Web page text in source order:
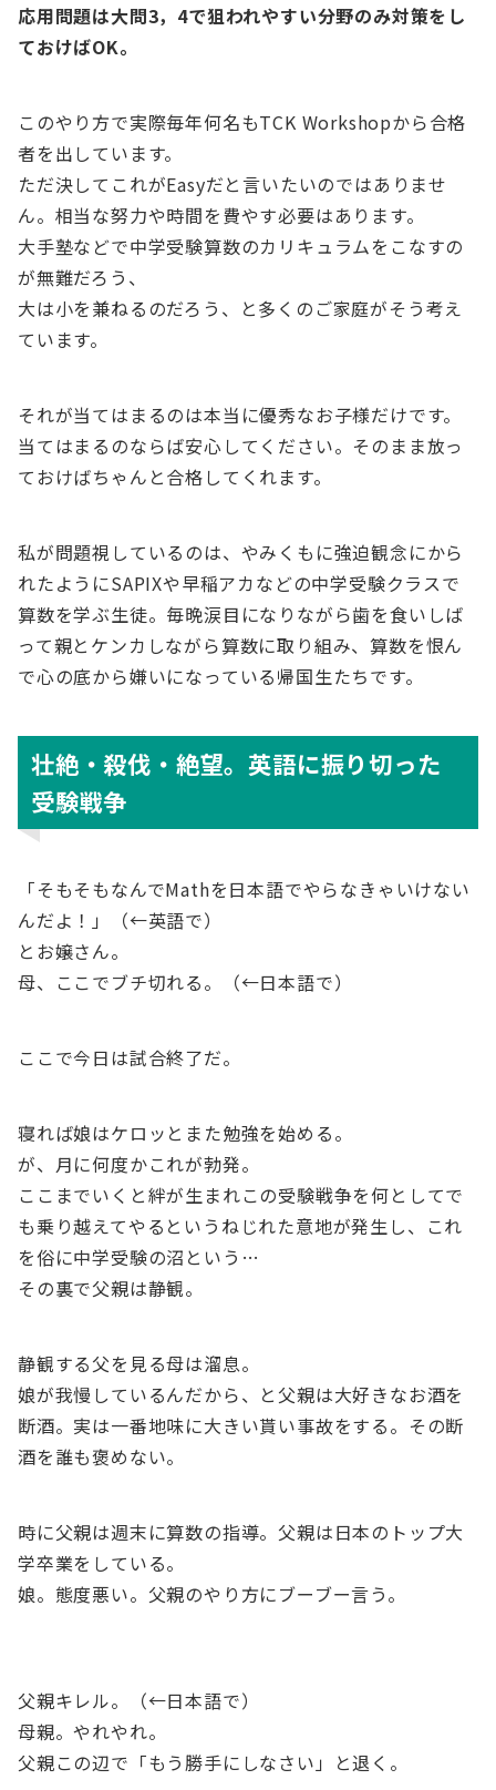
応用問題は大問3，4で狙われやすい分野のみ対策をし
ておけばOK。
このやり方で実際毎年何名もTCK Workshopから合格
者を出しています。
ただ決してこれがEasyだと言いたいのではありませ
ん。相当な努力や時間を費やす必要はあります。
大手塾などで中学受験算数のカリキュラムをこなすの
が無難だろう、
大は小を兼ねるのだろう、と多くのご家庭がそう考え
ています。
それが当てはまるのは本当に優秀なお子様だけです。
当てはまるのならば安心してください。そのまま放っ
ておけばちゃんと合格してくれます。
私が問題視しているのは、やみくもに強迫観念にから
れたようにSAPIXや早稲アカなどの中学受験クラスで
算数を学ぶ生徒。毎晩涙目になりながら歯を食いしば
って親とケンカしながら算数に取り組み、算数を恨ん
で心の底から嫌いになっている帰国生たちです。
壮絶・殺伐・絶望。英語に振り切った
受験戦争
「そもそもなんでMathを日本語でやらなきゃいけない
んだよ！」（←英語で）
とお嬢さん。
母、ここでブチ切れる。（←日本語で）
ここで今日は試合終了だ。
寝れば娘はケロッとまた勉強を始める。
が、月に何度かこれが勃発。
ここまでいくと絆が生まれこの受験戦争を何としてで
も乗り越えてやるというねじれた意地が発生し、これ
を俗に中学受験の沼という…
その裏で父親は静観。
静観する父を見る母は溜息。
娘が我慢しているんだから、と父親は大好きなお酒を
断酒。実は一番地味に大きい貰い事故をする。その断
酒を誰も褒めない。
時に父親は週末に算数の指導。父親は日本のトップ大
学卒業をしている。
娘。態度悪い。父親のやり方にブーブー言う。
父親キレル。（←日本語で）
母親。やれやれ。
父親この辺で「もう勝手にしなさい」と退く。